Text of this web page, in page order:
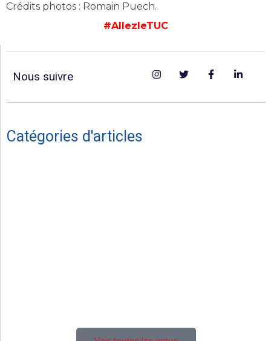
Crédits photos : Romain Puech.
#AllezleTUC
Nous suivre
Catégories d'articles